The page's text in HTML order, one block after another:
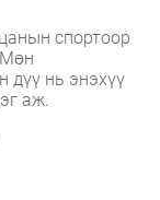
спортоор
дүү нь энэхүү
аж.